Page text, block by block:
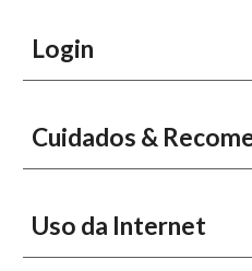
Login
Cuidados &
Uso da Internet